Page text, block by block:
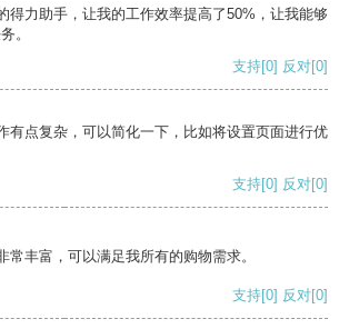
得力助手，让我的工作效率提高了50%，让我能够
。
支持[0] 反对[0]
有点复杂，可以简化一下，比如将设置页面进行优
支持[0] 反对[0]
常丰富，可以满足我所有的购物需求。
支持[0] 反对[0]